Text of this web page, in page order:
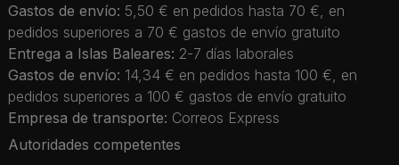
Gastos de envío: 5,50 € en pedidos hasta 70 €, en
pedidos superiores a 70 € gastos de envío gratuito
Entrega a Islas Baleares: 2-7 días laborales
Gastos de envío: 14,34 € en pedidos hasta 100 €, en
pedidos superiores a 100 € gastos de envío gratuito
Empresa de transporte: Correos Express
Autoridades competentes